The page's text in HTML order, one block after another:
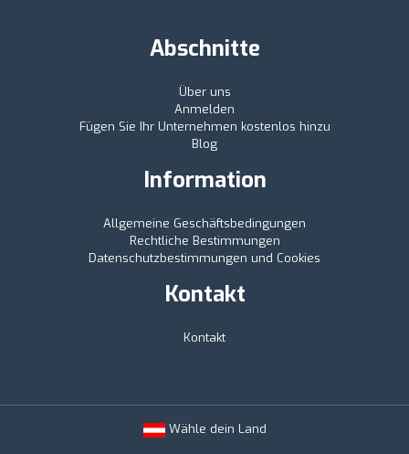
Abschnitte
Über uns
Anmelden
Fügen Sie Ihr Unternehmen kostenlos hinzu
Blog
Information
Allgemeine Geschäftsbedingungen
Rechtliche Bestimmungen
Datenschutzbestimmungen und Cookies
Kontakt
Kontakt
Wähle dein Land